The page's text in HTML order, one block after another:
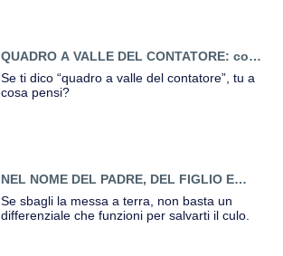
QUADRO A VALLE DEL CONTATORE: come
evitare di finire in una Valle di Lacrime
Se ti dico “quadro a valle del contatore”, tu a
cosa pensi?
NEL NOME DEL PADRE, DEL FIGLIO E
DELLA MESSA A TERRA
Se sbagli la messa a terra, non basta un
differenziale che funzioni per salvarti il culo.